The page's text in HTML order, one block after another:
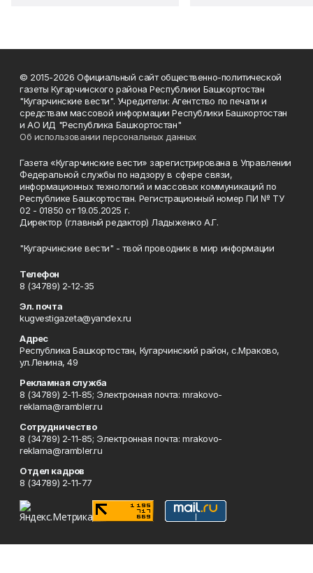
© 2015-2026 Официальный сайт общественно-политической
газеты Кугарчинского района Республики Башкортостан
"Кугарчинские вести". Учредители: Агентство по печати и
средствам массовой информации Республики Башкортостан
и АО ИД "Республика Башкортостан"
Об использовании персональных данных
Газета «Кугарчинские вести» зарегистрирована в Управлении
Федеральной службы по надзору в сфере связи,
информационных технологий и массовых коммуникаций по
Республике Башкортостан. Регистрационный номер ПИ № ТУ
02 - 01850 от 19.05.2025 г.
Директор (главный редактор) Ладыженко А.Г.
"Кугарчинские вести" - твой проводник в мир информации
Телефон
8 (34789) 2-12-35
Эл. почта
kugvestigazeta@yandex.ru
Адрес
Республика Башкортостан, Кугарчинский район, с.Мраково,
ул.Ленина, 49
Рекламная служба
8 (34789) 2-11-85; Электронная почта: mrakovo-
reklama@rambler.ru
Сотрудничество
8 (34789) 2-11-85; Электронная почта: mrakovo-
reklama@rambler.ru
Отдел кадров
8 (34789) 2-11-77